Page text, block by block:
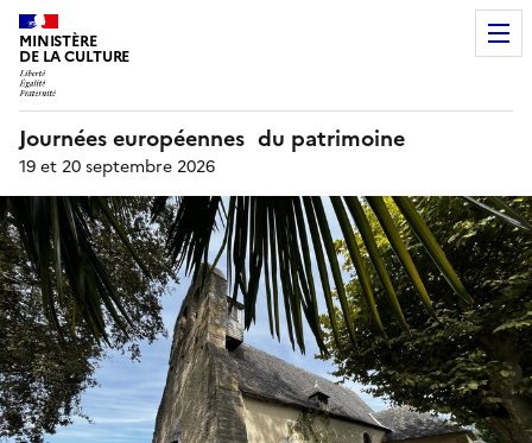
MINISTÈRE
DE LA CULTURE
Journées européennes du patrimoine
19 et 20 septembre 2026